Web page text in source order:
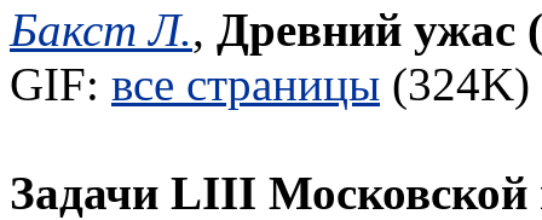
Бакст Л., Древний ужас
GIF: все страницы
Задачи LIII